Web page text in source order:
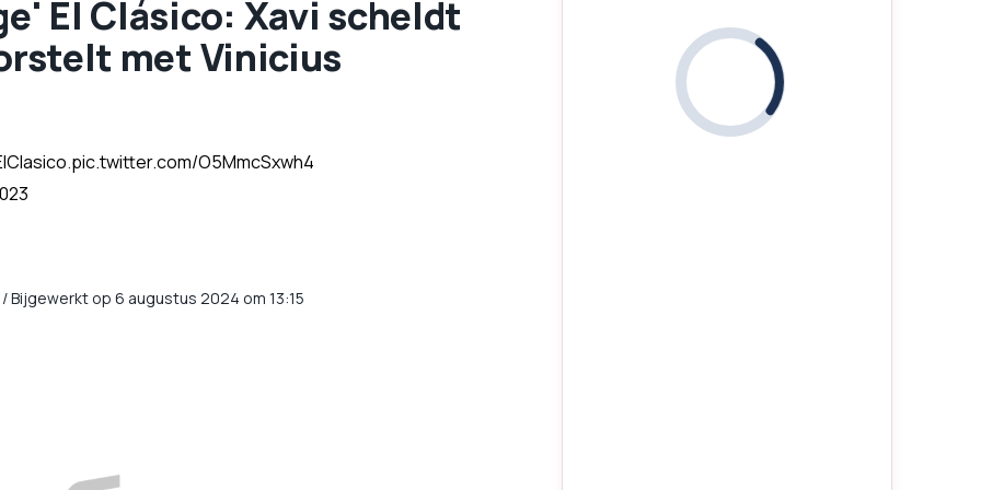
El Clásico: Xavi scheldt
met Vinicius
.pic.twitter.com/O5MmcSxwh4
Bijgewerkt op 6 augustus 2024 om 13:15